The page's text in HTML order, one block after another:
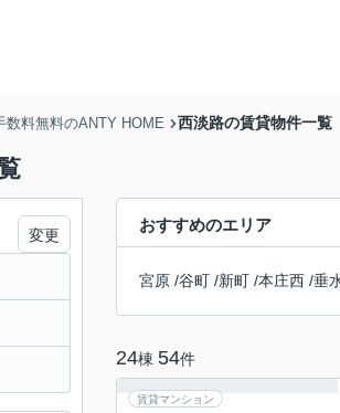
数料無料のANTY HOME 西淡路の賃貸物件一覧
おすすめのエリア
宮原 /谷町 /新町 /本庄西 /垂
24棟 54件
賃貸マンション
変更